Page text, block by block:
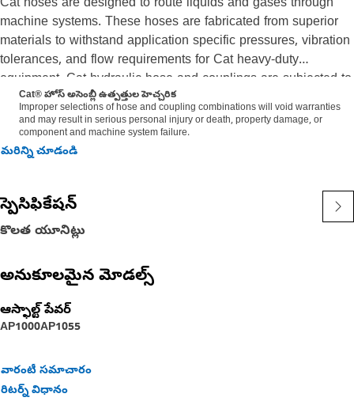
Cat hoses are designed to route liquids and gases through
machine systems. These hoses are fabricated from superior
materials to withstand application specific pressures, vibration
tolerances, and flow requirements for Cat heavy-duty
equipment. Cat hydraulic hose and couplings are subjected to
the most rigorous testing processes in the industry. Every Cat
hose and coupling combination is tested as a system to
ensure a perfect fit that yields maximum safety and
dependability.
temperature synthetic rubber tube and single high tensile steel
wire braid reinforcement. The outer cover is oil, weather, and
abrasion resistant synthetic rubber.
Cat® హోస్ అసెంబ్లీ ఉత్పత్తుల హెచ్చరిక
Improper selections of hose and coupling combinations will void warranties
and may result in serious personal injury or death, property damage, or
component and machine system failure.
మరిన్ని చూడండి
స్పెసిఫికేషన్
కొలత యూనిట్లు
అనుకూలమైన మోడల్స్
ఆస్ఫాల్ట్ పేవర్
AP1000AP1055
వారంటీ సమాచారం
రిటర్న్ విధానం